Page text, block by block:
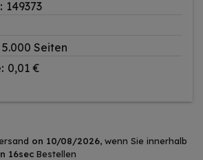
149373
5.000 Seiten
0,01 €
on 10/08/2026, wenn Sie innerhalb
15secBestellen